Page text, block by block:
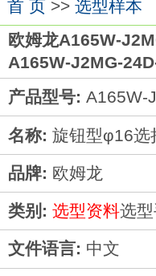
首 页>> 选型样本
欧姆龙A165W-
A165W-J2MG-
产品型号: A165W-
名称: 旋钮型φ16选
品牌: 欧姆龙
类别: 选型资料选
文件语言: 中文